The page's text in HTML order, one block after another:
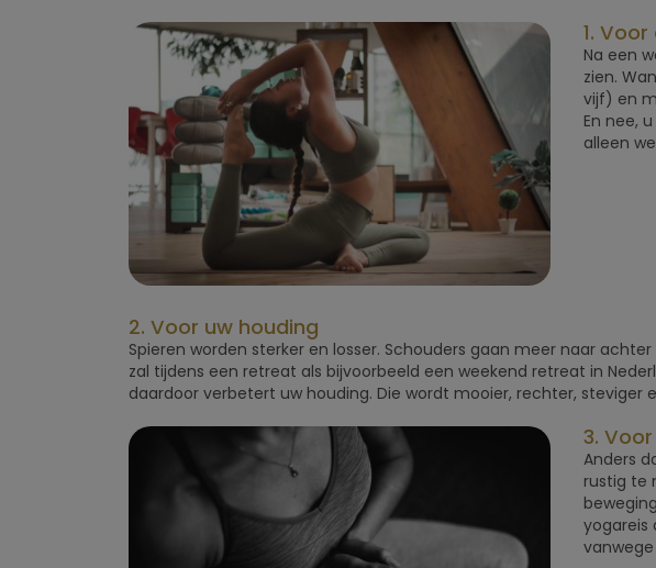
1.
Na een
zien.
vijf) en
En nee,
alleen
2. Voor uw houding
Spieren worden sterker en losser. Schouders gaan meer naar
zal tijdens een retreat als bijvoorbeeld een weekend retreat in
daardoor verbetert uw houding. Die wordt mooier, rechter, steviger
3.
Anders
rustig te
yogareis